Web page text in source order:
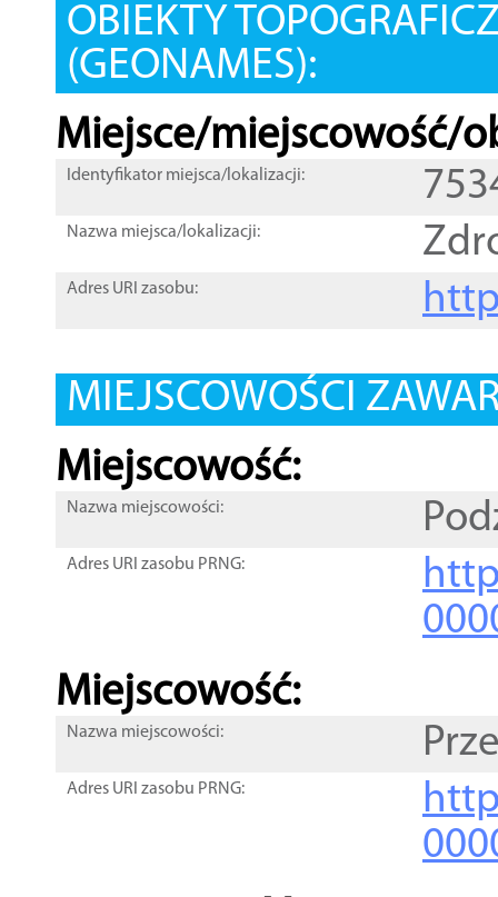
OBIEKTY
(GEONAMES):
Miejsce/miejscowość/
Identyfikator miejsca/lokalizacji:
Nazwa miejsca/lokalizacji:
Adres URI zasobu:
MIEJSCOWOŚCI
Miejscowość:
Nazwa miejscowości:
Adres URI zasobu PRNG:
Miejscowość:
Nazwa miejscowości:
Adres URI zasobu PRNG: